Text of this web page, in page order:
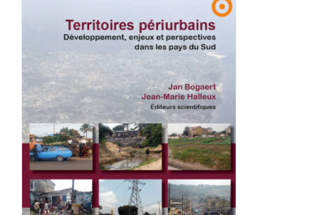
Achat en ligne
Panier WooCommerce